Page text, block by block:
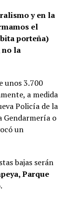
y en la
el
porteña)
no la
unos 3.700
a medida
Policía de la
Gendarmería o
un
bajas serán
Parque
.